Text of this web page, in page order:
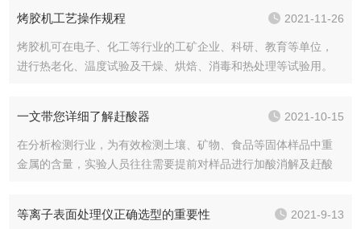
转化为第四态...
烤胶机工艺操作规程 2021-11-26
烤胶机可在电子、化工等行业的工矿企业、科研、教育等单位，
进行热老化、温度试验及干燥、烘焙、消毒和热处理等试验用。
层组成。电控系统...
一文带您详细了解赶酸器 2021-10-15
在分析检测行业，为有效检测土壤、矿物、食品等固体样品中重
金属的含量，实验人员往往需要提前对样品进行加酸消解及赶酸
精密仪器进行分析...
等离子表面处理仪正确选型的重要性 2021-9-13